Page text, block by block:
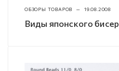
ОБЗОРЫ ТОВАРОВ — 19.08.2008
Виды японского